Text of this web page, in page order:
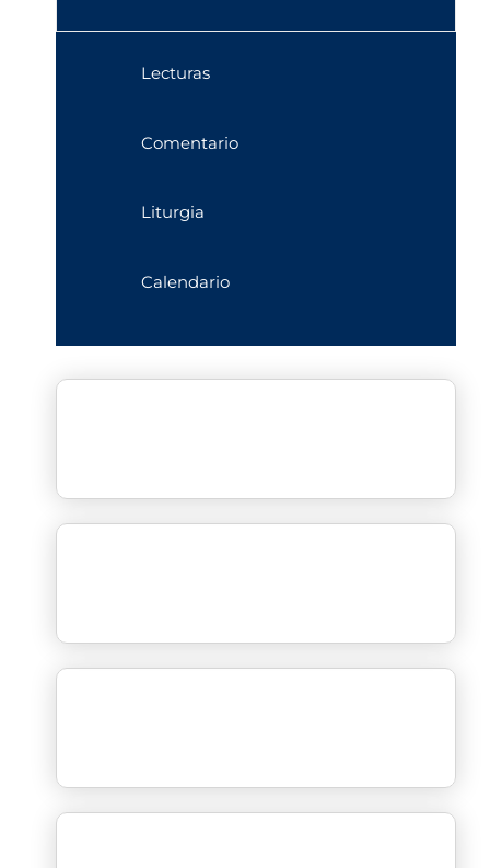
Lecturas
Comentario
Liturgia
Calendario